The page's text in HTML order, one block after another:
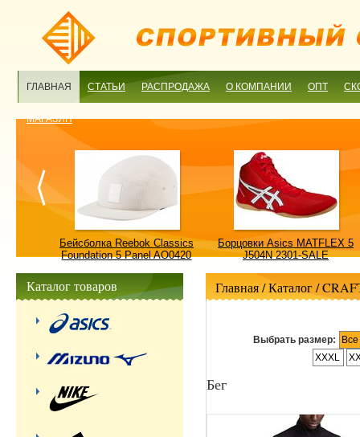
ГЛАВНАЯ СТАТЬИ РАСПРОДАЖА О КОМПАНИИ ОПТ
МАГАЗИН
Бейсболка Reebok Classics
Foundation 5 Panel AO0420
Борцовки Asics MATFLEX 5
J504N 2301-SALE
Главная/ Каталог /
Выбрать размер:
XXXL
Бег
Каталог товаров